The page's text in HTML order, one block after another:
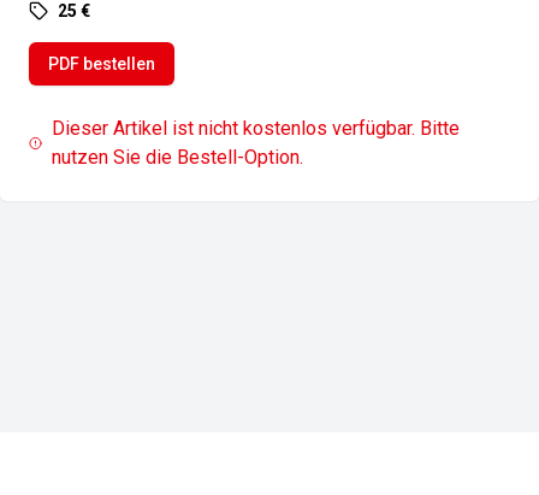
25 €
PDF bestellen
Dieser Artikel ist nicht kostenlos verfügbar. Bitte
nutzen Sie die Bestell-Option.